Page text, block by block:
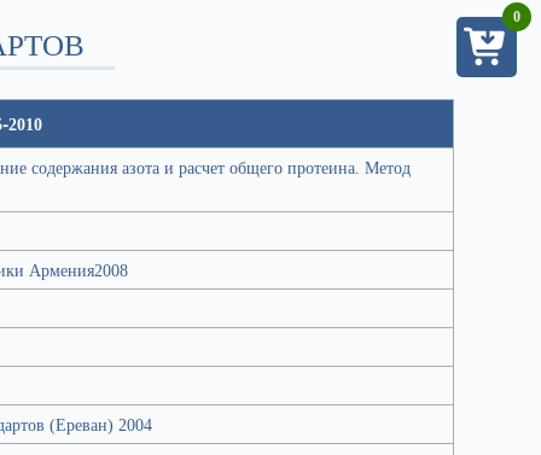
содержания азота и расчет общего протеина. Метод
Армения2008
(Ереван) 2004
0